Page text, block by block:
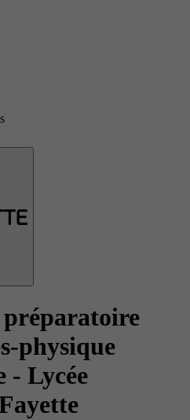
préparatoire
physique
- Lycée